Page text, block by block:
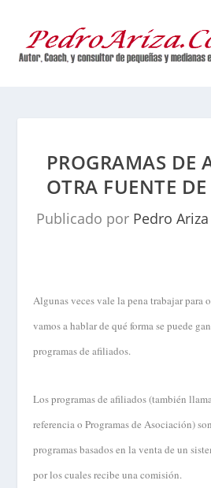
PROGRAMAS DE
OTRA FUENTE
Publicado por Pedro Ariza
Algunas veces vale la pena trabajar para
vamos a hablar de qué forma se puede
programas de afiliados.
Los programas de afiliados (también
referencia o Programas de Asociación)
programas basados en la venta de un
por los cuales recibe una comisión.